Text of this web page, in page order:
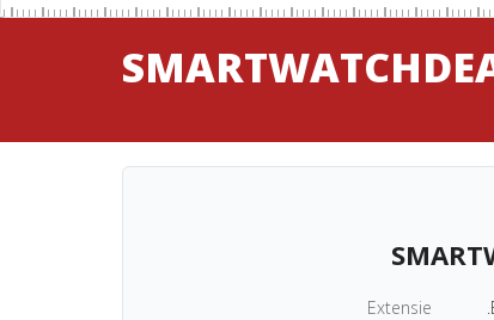
Extensie